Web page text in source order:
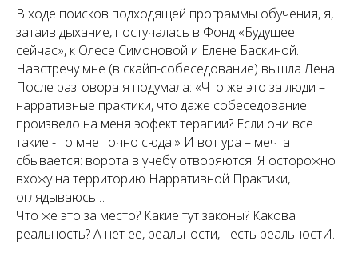
В ходе поисков подходящей программы обучения, я,
затаив дыхание, постучалась в Фонд «Будущее
сейчас», к Олесе Симоновой и Елене Баскиной.
Навстречу мне (в скайп-собеседование) вышла Лена.
После разговора я подумала: «Что же это за люди –
нарративные практики, что даже собеседование
произвело на меня эффект терапии? Если они все
такие - то мне точно сюда!» И вот ура – мечта
сбывается: ворота в учебу отворяются! Я осторожно
вхожу на территорию Нарративной Практики,
оглядываюсь…
Что же это за место? Какие тут законы? Какова
реальность? А нет ее, реальности, - есть реальностИ.